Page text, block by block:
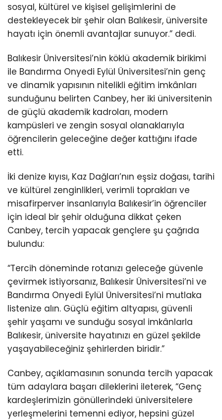
sosyal, kültürel ve kişisel gelişimlerini de
destekleyecek bir şehir olan Balıkesir, üniversite
hayatı için önemli avantajlar sunuyor.” dedi.
Balıkesir Üniversitesi’nin köklü akademik birikimi
ile Bandırma Onyedi Eylül Üniversitesi’nin genç
ve dinamik yapısının nitelikli eğitim imkânları
sunduğunu belirten Canbey, her iki üniversitenin
de güçlü akademik kadroları, modern
kampüsleri ve zengin sosyal olanaklarıyla
öğrencilerin geleceğine değer kattığını ifade
etti.
İki denize kıyısı, Kaz Dağları’nın eşsiz doğası, tarihi
ve kültürel zenginlikleri, verimli toprakları ve
misafirperver insanlarıyla Balıkesir’in öğrenciler
için ideal bir şehir olduğuna dikkat çeken
Canbey, tercih yapacak gençlere şu çağrıda
bulundu:
“Tercih döneminde rotanızı geleceğe güvenle
çevirmek istiyorsanız, Balıkesir Üniversitesi’ni ve
Bandırma Onyedi Eylül Üniversitesi’ni mutlaka
listenize alın. Güçlü eğitim altyapısı, güvenli
şehir yaşamı ve sunduğu sosyal imkânlarla
Balıkesir, üniversite hayatınızı en güzel şekilde
yaşayabileceğiniz şehirlerden biridir.”
Canbey, açıklamasının sonunda tercih yapacak
tüm adaylara başarı dileklerini ileterek, “Genç
kardeşlerimizin gönüllerindeki üniversitelere
yerleşmelerini temenni ediyor, hepsini güzel